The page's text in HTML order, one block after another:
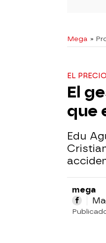
Mega »
EL
El
que
Edu
mega